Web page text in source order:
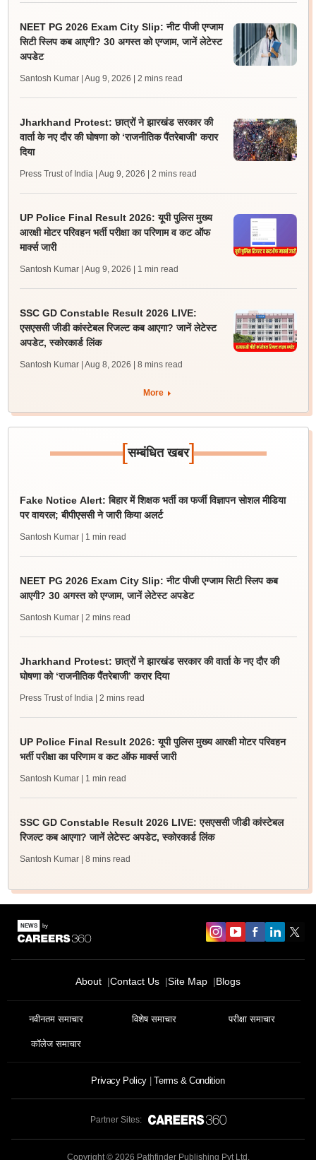
NEET PG 2026 Exam City Slip: नीट पीजी एग्जाम
सिटी स्लिप कब आएगी? 30 अगस्त को एग्जाम, जानें लेटेस्ट
अपडेट
Santosh Kumar | Aug 9, 2026 | 2 mins read
Jharkhand Protest: छात्रों ने झारखंड सरकार की
वार्ता के नए दौर की घोषणा को ‘राजनीतिक पैंतरेबाजी’ करार
दिया
Press Trust of India | Aug 9, 2026 | 2 mins read
UP Police Final Result 2026: यूपी पुलिस मुख्य
आरक्षी मोटर परिवहन भर्ती परीक्षा का परिणाम व कट ऑफ
मार्क्स जारी
Santosh Kumar | Aug 9, 2026 | 1 min read
SSC GD Constable Result 2026 LIVE:
एसएससी जीडी कांस्टेबल रिजल्ट कब आएगा? जानें लेटेस्ट
अपडेट, स्कोरकार्ड लिंक
Santosh Kumar | Aug 8, 2026 | 8 mins read
More
[सम्बंधित खबर]
Fake Notice Alert: बिहार में शिक्षक भर्ती का फर्जी विज्ञापन सोशल मीडिया
पर वायरल; बीपीएससी ने जारी किया अलर्ट
Santosh Kumar | 1 min read
NEET PG 2026 Exam City Slip: नीट पीजी एग्जाम सिटी स्लिप कब
आएगी? 30 अगस्त को एग्जाम, जानें लेटेस्ट अपडेट
Santosh Kumar | 2 mins read
Jharkhand Protest: छात्रों ने झारखंड सरकार की वार्ता के नए दौर की
घोषणा को ‘राजनीतिक पैंतरेबाजी’ करार दिया
Press Trust of India | 2 mins read
UP Police Final Result 2026: यूपी पुलिस मुख्य आरक्षी मोटर परिवहन
भर्ती परीक्षा का परिणाम व कट ऑफ मार्क्स जारी
Santosh Kumar | 1 min read
SSC GD Constable Result 2026 LIVE: एसएससी जीडी कांस्टेबल
रिजल्ट कब आएगा? जानें लेटेस्ट अपडेट, स्कोरकार्ड लिंक
Santosh Kumar | 8 mins read
About Contact Us Site Map Blogs
नवीनतम समाचार विशेष समाचार परीक्षा समाचार
कॉलेज समाचार
Privacy Policy Terms & Condition
Partner Sites:
Copyright © 2026 Pathfinder Publishing Pvt Ltd.